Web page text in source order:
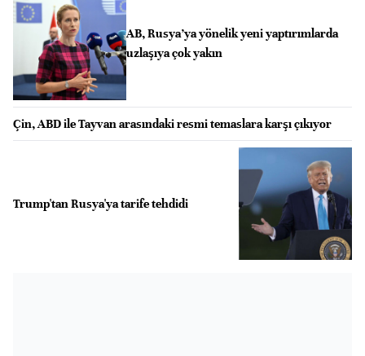
AB, Rusya’ya yönelik yeni yaptırımlarda
uzlaşıya çok yakın
Çin, ABD ile Tayvan arasındaki resmi temaslara karşı çıkıyor
Trump'tan Rusya'ya tarife tehdidi